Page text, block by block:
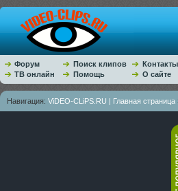
Форум Поиск клипов
Контакты
ТВ онлайн
Помощь О сайте
Навигация: ViDEO-CLiPS.RU | Главная страница